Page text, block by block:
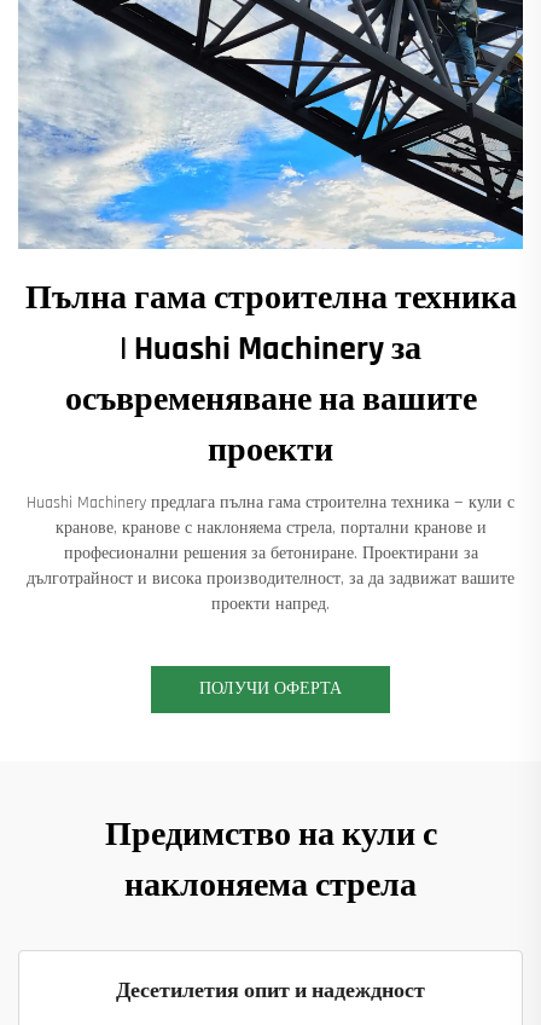
Пълна гама строителна техника
| Huashi Machinery за
осъвременяване на вашите
проекти
Huashi Machinery предлага пълна гама строителна техника — кули с
кранове, кранове с наклоняема стрела, портални кранове и
професионални решения за бетониране. Проектирани за
дълготрайност и висока производителност, за да задвижат вашите
проекти напред.
ПОЛУЧИ ОФЕРТА
Предимство на кули с
наклоняема стрела
Десетилетия опит и надеждност